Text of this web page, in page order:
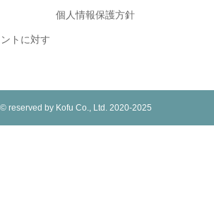
個人情報保護方針
トに対す
reserved by Kofu Co., Ltd. 2020-2025